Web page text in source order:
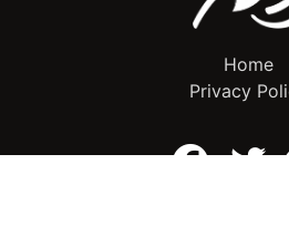
Home
Privacy